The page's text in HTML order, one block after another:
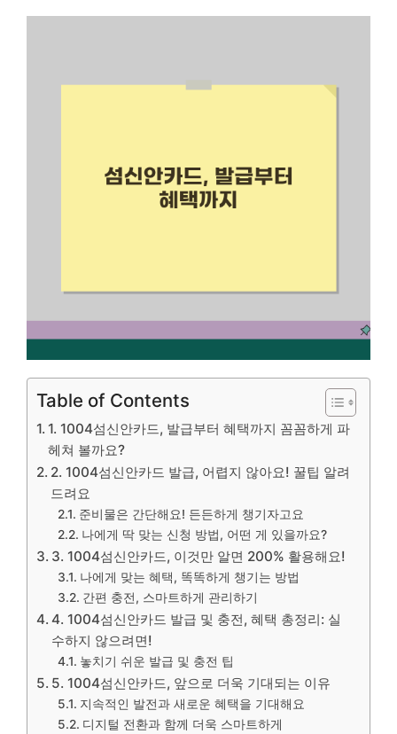
Table of Contents
1. 1004섬신안카드, 발급부터 혜택까지 꼼꼼하게 파
헤쳐 볼까요?
2. 1004섬신안카드 발급, 어렵지 않아요! 꿀팁 알려
드려요
준비물은 간단해요! 든든하게 챙기자고요
나에게 딱 맞는 신청 방법, 어떤 게 있을까요?
3. 1004섬신안카드, 이것만 알면 200% 활용해요!
나에게 맞는 혜택, 똑똑하게 챙기는 방법
간편 충전, 스마트하게 관리하기
4. 1004섬신안카드 발급 및 충전, 혜택 총정리: 실
수하지 않으려면!
놓치기 쉬운 발급 및 충전 팁
5. 1004섬신안카드, 앞으로 더욱 기대되는 이유
지속적인 발전과 새로운 혜택을 기대해요
디지털 전환과 함께 더욱 스마트하게